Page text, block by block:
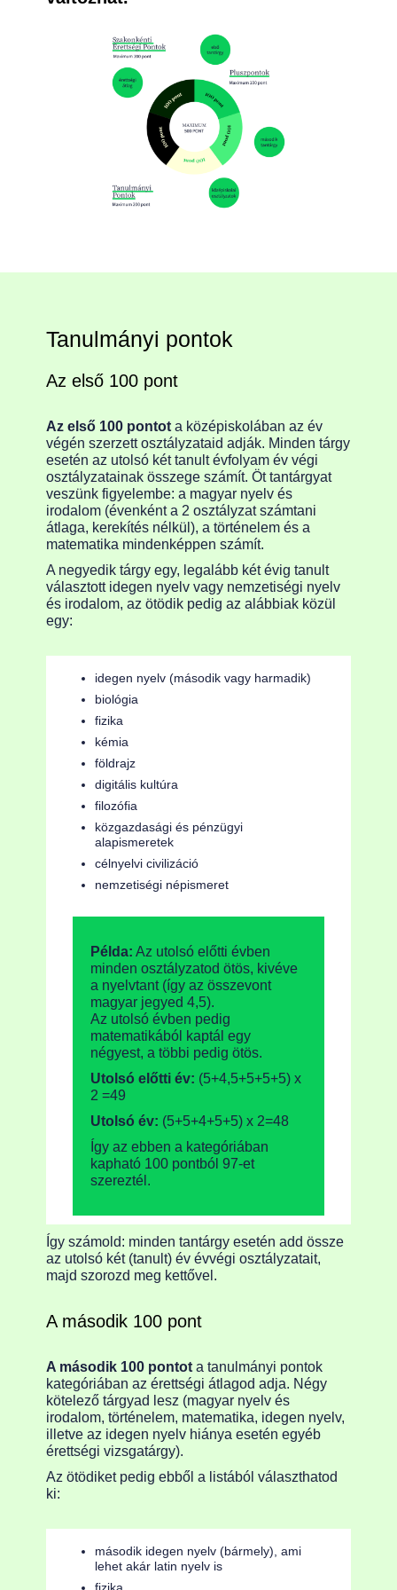
Tanulmányi pontok
Az első 100 pont
Az első 100 pontota középiskolában az év
végén szerzett osztályzataid adják. Minden tárgy
esetén az utolsó két tanult évfolyam év végi
osztályzatainak összege számít. Öt tantárgyat
veszünk figyelembe: a magyar nyelv és
irodalom (évenként a 2 osztályzat számtani
átlaga, kerekítés nélkül), a történelem és a
matematika mindenképpen számít.
A negyedik tárgy egy, legalább két évig tanult
választott idegen nyelv vagy nemzetiségi nyelv
és irodalom, az ötödik pedig az alábbiak közül
egy:
idegen nyelv (második vagy harmadik)
biológia
fizika
kémia
földrajz
digitális kultúra
filozófia
közgazdasági és pénzügyi
alapismeretek
célnyelvi civilizáció
nemzetiségi népismeret
Példa: Az utolsó előtti évben
minden osztályzatod ötös, kivéve
a nyelvtant (így az összevont
magyar jegyed 4,5).
Az utolsó évben pedig
matematikából kaptál egy
négyest, a többi pedig ötös.
Utolsó előtti év: (5+4,5+5+5+5) x
2 =49
Utolsó év: (5+5+4+5+5) x 2=48
Így az ebben a kategóriában
kapható 100 pontból 97-et
szereztél.
Így számold: minden tantárgy esetén add össze
az utolsó két (tanult) év évvégi osztályzatait,
majd szorozd meg kettővel.
A második 100 pont
A második 100 pontot a tanulmányi pontok
kategóriában az érettségi átlagod adja. Négy
kötelező tárgyad lesz (magyar nyelv és
irodalom, történelem, matematika, idegen nyelv,
illetve az idegen nyelv hiánya esetén egyéb
érettségi vizsgatárgy).
Az ötödiket pedig ebből a listából választhatod
ki:
második idegen nyelv (bármely), ami
lehet akár latin nyelv is